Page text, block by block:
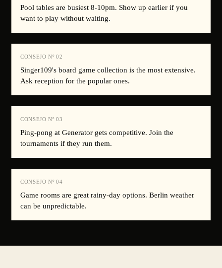
Pool tables are busiest 8-10pm. Show up earlier if you
want to play without waiting.
CONSEJO Nº 02
Singer109's board game collection is the most extensive.
Ask reception for the popular ones.
CONSEJO Nº 03
Ping-pong at Generator gets competitive. Join the
tournaments if they run them.
CONSEJO Nº 04
Game rooms are great rainy-day options. Berlin weather
can be unpredictable.